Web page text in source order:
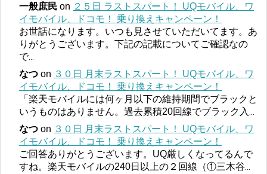
一般庶民 on ２５日 ラストスパート！ UQモバイル、ワ
イモバイル、ドコモ！ 乗り換えキャンペーン！
お世話になります。いつも見させていただいてます。あ
りがとうございます。下記の記載についてご確認なの
で...
なつ on ３０日 月末ラストスパート！ UQモバイル、ワ
イモバイル、ドコモ！ 乗り換えキャンペーン！
「楽天モバイルには何ヶ月以下の維持期間でブラックと
いうものはありません。過去累積20回線でブラック入
なつ on ３０日 月末ラストスパート！ UQモバイル、ワ
イモバイル、ドコモ！ 乗り換えキャンペーン！
ご回答ありがとうございます。UQ厳しくなってるんで
すね。楽天モバイルの240日以上の２回線（①三木谷